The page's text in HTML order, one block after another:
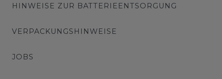
HINWEISE ZUR BATTERIEENTSORGUNG
VERPACKUNGSHINWEISE
JOBS